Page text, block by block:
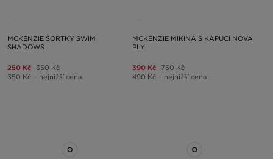
MCKENZIE ŠORTKY SWIM
SHADOWS
250 Kč 350 Kč
350 Kč – nejnižší cena
MCKENZIE MIKINA S KAPUCÍ NOVA
PLY
390 Kč 750 Kč
490 Kč – nejnižší cena